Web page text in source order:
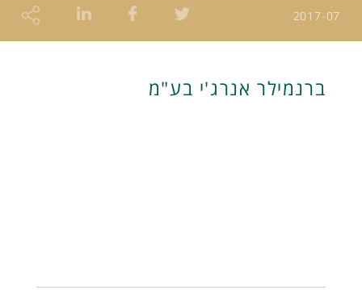
2017-07
ברנמילר אנרג'י בע"מ